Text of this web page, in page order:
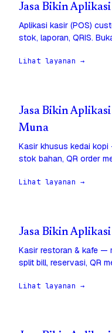
Jasa Bikin
Aplikasi kasir (POS)
stok, laporan, QRIS.
Lihat layanan →
Jasa Bikin
Muna
Kasir khusus kedai
stok bahan, QR order
Lihat layanan →
Jasa Bikin
Kasir restoran & kafe —
split bill, reservasi, QR
Lihat layanan →